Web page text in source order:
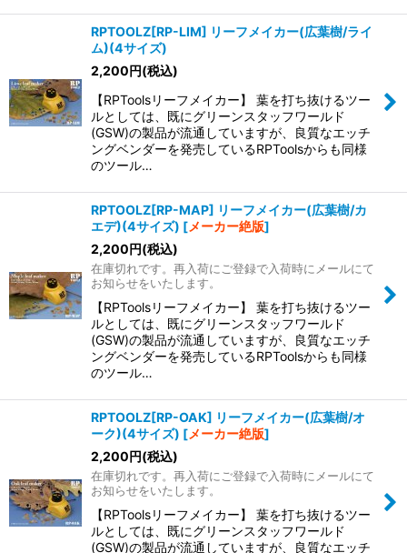
RPTOOLZ[RP-LIM] リーフメイカー(広葉樹/ライ
ム)(4サイズ)
2,200円(税込)
【RPToolsリーフメイカー】 葉を打ち抜けるツー
ルとしては、既にグリーンスタッフワールド
(GSW)の製品が流通していますが、良質なエッチ
ングベンダーを発売しているRPToolsからも同様
のツール…
RPTOOLZ[RP-MAP] リーフメイカー(広葉樹/カ
エデ)(4サイズ) [メーカー絶版]
2,200円(税込)
在庫切れです。再入荷にご登録で入荷時にメールにて
お知らせをいたします。
【RPToolsリーフメイカー】 葉を打ち抜けるツー
ルとしては、既にグリーンスタッフワールド
(GSW)の製品が流通していますが、良質なエッチ
ングベンダーを発売しているRPToolsからも同様
のツール…
RPTOOLZ[RP-OAK] リーフメイカー(広葉樹/オ
ーク)(4サイズ) [メーカー絶版]
2,200円(税込)
在庫切れです。再入荷にご登録で入荷時にメールにて
お知らせをいたします。
【RPToolsリーフメイカー】 葉を打ち抜けるツー
ルとしては、既にグリーンスタッフワールド
(GSW)の製品が流通していますが、良質なエッチ